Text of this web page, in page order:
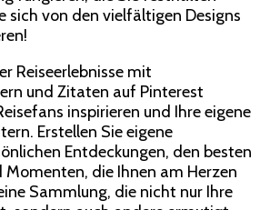
sich von den vielfältigen Designs
Reiseerlebnisse mit
und Zitaten auf Pinterest
inspirieren und Ihre eigene
Erstellen Sie eigene
Entdeckungen, den besten
Momenten, die Ihnen am Herzen
Sammlung, die nicht nur Ihre